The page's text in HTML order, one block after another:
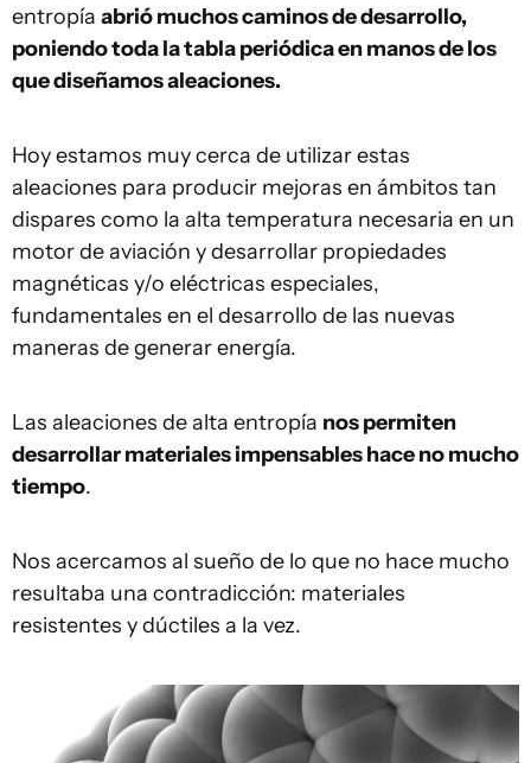
entropía abrió muchos caminos de desarrollo,
poniendo toda la tabla periódica en manos de los
que diseñamos aleaciones.
Hoy estamos muy cerca de utilizar estas
aleaciones para producir mejoras en ámbitos tan
dispares como la alta temperatura necesaria en un
motor de aviación y desarrollar propiedades
magnéticas y/o eléctricas especiales,
fundamentales en el desarrollo de las nuevas
maneras de generar energía.
Las aleaciones de alta entropía nos permiten
desarrollar materiales impensables hace no mucho
tiempo.
Nos acercamos al sueño de lo que no hace mucho
resultaba una contradicción: materiales
resistentes y dúctiles a la vez.